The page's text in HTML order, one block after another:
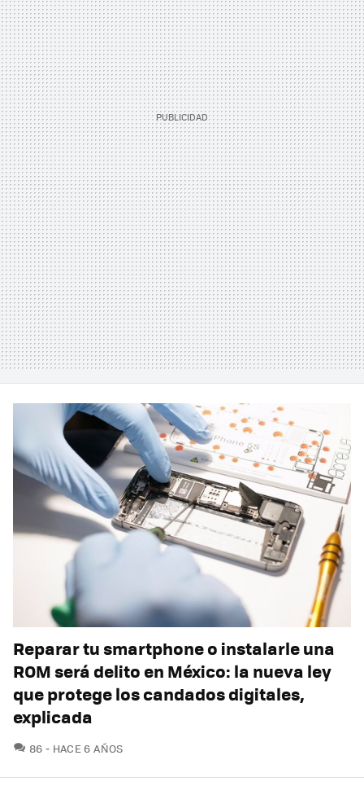
Reparar tu smartphone o instalarle una
ROM será delito en México: la nueva ley
que protege los candados digitales,
explicada
86 COMENTARIOS
HACE 6 AÑOS